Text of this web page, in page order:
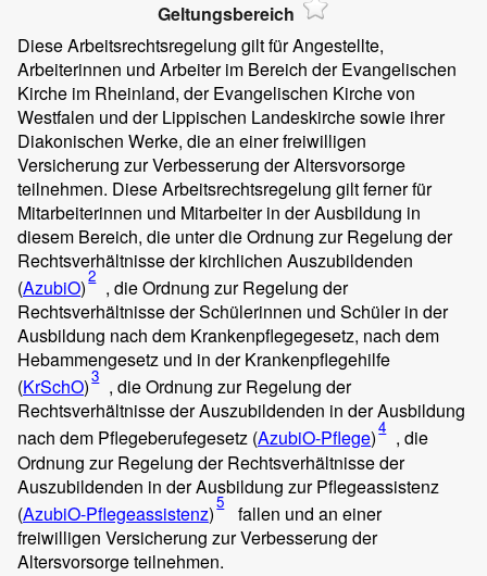
Geltungsbereich
Diese Arbeitsrechtsregelung gilt für Angestellte,
Arbeiterinnen und Arbeiter im Bereich der Evangelischen
Kirche im Rheinland, der Evangelischen Kirche von
Westfalen und der Lippischen Landeskirche sowie ihrer
Diakonischen Werke, die an einer freiwilligen
Versicherung zur Verbesserung der Altersvorsorge
teilnehmen. Diese Arbeitsrechtsregelung gilt ferner für
Mitarbeiterinnen und Mitarbeiter in der Ausbildung in
diesem Bereich, die unter die Ordnung zur Regelung der
Rechtsverhältnisse der kirchlichen Auszubildenden
(AzubiO)2 , die Ordnung zur Regelung der
Rechtsverhältnisse der Schülerinnen und Schüler in der
Ausbildung nach dem Krankenpflegegesetz, nach dem
Hebammengesetz und in der Krankenpflegehilfe
(KrSchO)3 , die Ordnung zur Regelung der
Rechtsverhältnisse der Auszubildenden in der Ausbildung
nach dem Pflegeberufegesetz (AzubiO-Pflege)4 , die
Ordnung zur Regelung der Rechtsverhältnisse der
Auszubildenden in der Ausbildung zur Pflegeassistenz
(AzubiO-Pflegeassistenz)5
fallen und an einer
freiwilligen Versicherung zur Verbesserung der
Altersvorsorge teilnehmen.